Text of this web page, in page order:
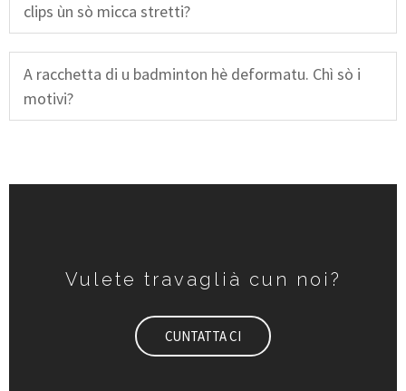
clips ùn sò micca stretti?
A racchetta di u badminton hè deformatu. Chì sò i
motivi?
Vulete travaglià cun noi?
CUNTATTA CI